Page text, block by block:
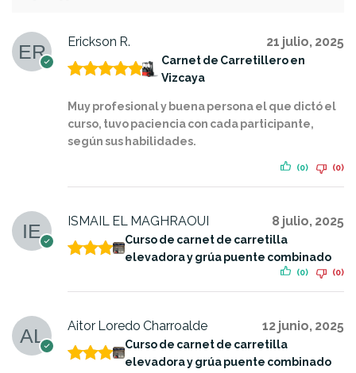
Erickson R. 21 julio, 2025
con5de 5
Carnet de Carretillero en
Vizcaya
Muy profesional y buena persona el que dictó el
curso, tuvo paciencia con cada participante,
según sus habilidades.
(0) (0)
ISMAIL EL MAGHRAOUI 8 julio, 2025
Curso de carnet de carretilla
elevadora y grúa puente combinado
(0) (0)
Aitor Loredo Charroalde 12 junio, 2025
Curso de carnet de carretilla
elevadora y grúa puente combinado